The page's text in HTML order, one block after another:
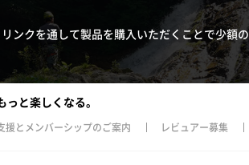
ンクを通して製品を購入いただくことで少額
と楽しくなる。
援とメンバーシップのご案内 レビュアー募集